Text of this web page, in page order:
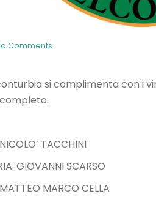
Comments
si complimenta con i
TACCHINI
GIOVANNI SCARSO
MARCO CELLA